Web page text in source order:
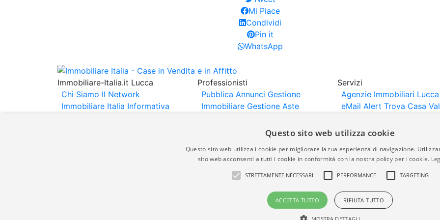
Mi Piace
Condividi
Pin it
WhatsApp
Immobiliare-Italia.it Lucca
Chi Siamo Il Network
Immobiliare Italia Informativa
Professionisti
Pubblica Annunci Gestione
Immobiliare Gestione Aste
Importazione
Servizi
Agenzie Immobiliari Lucca
eMail Alert Trova Casa
Gli annunci immobiliari presenti su immobiliare-italia.it vengono pubblicati da agenzie immobiliari e
italia.it quindi non è responsabile della veridicità, della correttezza, della completezza, della
Questo sito web utilizza cookie
Questo sito web utilizza i cookie per migliorare la tua esperienza di navigazione.
sito web acconsenti a tutti i cookie in conformità con la nostra policy per i cookie.
STRETTAMENTE NECESSARI PERFORMANCE TARGETING
ACCETTA TUTTO RIFIUTA TUTTO